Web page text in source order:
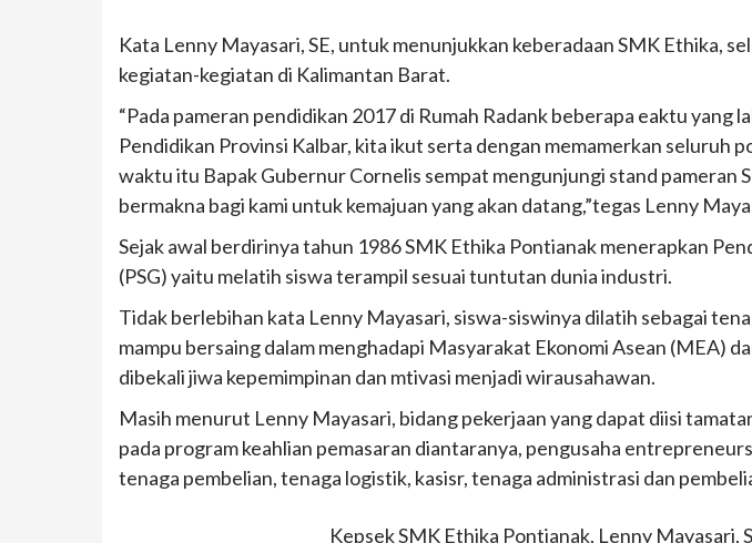
Kata Lenny Mayasari, SE, untuk menunjukkan keberadaan SMK Ethika,
kegiatan-kegiatan di Kalimantan Barat.
“Pada pameran pendidikan 2017 di Rumah Radank beberapa eaktu yang
Pendidikan Provinsi Kalbar, kita ikut serta dengan memamerkan seluruh
waktu itu Bapak Gubernur Cornelis sempat mengunjungi stand pameran
bermakna bagi kami untuk kemajuan yang akan datang,”tegas Lenny
Sejak awal berdirinya tahun 1986 SMK Ethika Pontianak menerapkan
(PSG) yaitu melatih siswa terampil sesuai tuntutan dunia industri.
Tidak berlebihan kata Lenny Mayasari, siswa-siswinya dilatih sebagai
mampu bersaing dalam menghadapi Masyarakat Ekonomi Asean (MEA)
dibekali jiwa kepemimpinan dan mtivasi menjadi wirausahawan.
Masih menurut Lenny Mayasari, bidang pekerjaan yang dapat diisi
pada program keahlian pemasaran diantaranya, pengusaha
tenaga pembelian, tenaga logistik, kasisr, tenaga administrasi dan
Kepsek SMK Ethika Pontianak, Lenny Mayasari,